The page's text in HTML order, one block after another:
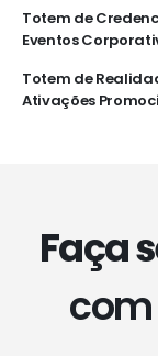
Totem de
Eventos
Totem de
Ativações
Faça